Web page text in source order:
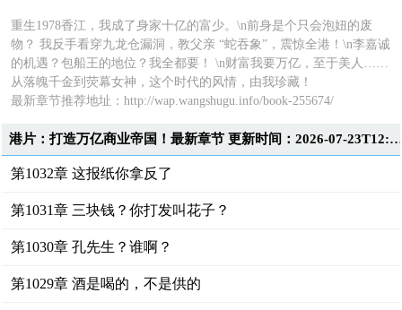
重生1978香江，我成了身家十亿的富少。\n前身是个只会泡妞的废
物？ 我反手看穿九龙仓漏洞，教父亲 “蛇吞象”，震惊全港！\n李嘉诚
的机遇？包船王的地位？我全都要！ \n财富我要万亿，至于美人……
从落魄千金到荧幕女神，这个时代的风情，由我珍藏！
最新章节推荐地址：http://wap.wangshugu.info/book-255674/
港片：打造万亿商业帝国！最新章节 更新时间：
第1032章 这报纸你拿反了
第1031章 三块钱？你打发叫花子？
第1030章 孔先生？谁啊？
第1029章 酒是喝的，不是供的